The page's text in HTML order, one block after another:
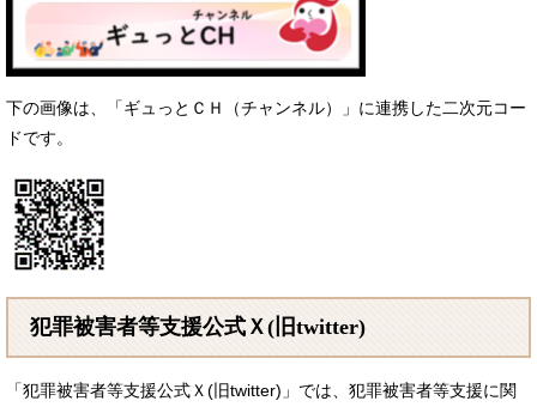
下の画像は、「ギュっとＣＨ（チャンネル）」に連携した二次元コー
ドです。
犯罪被害者等支援公式Ｘ(旧twitter)
「犯罪被害者等支援公式Ｘ(旧twitter)」では、犯罪被害者等支援に関